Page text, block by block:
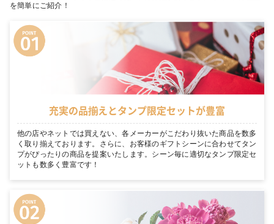
を簡単にご紹介！
充実の品揃えとタンプ限定セットが豊富
他の店やネットでは買えない、各メーカーがこだわり抜いた商品を数多
く取り揃えております。さらに、お客様のギフトシーンに合わせてタン
プがぴったりの商品を提案いたします。シーン毎に適切なタンプ限定セ
ットも数多く豊富です！